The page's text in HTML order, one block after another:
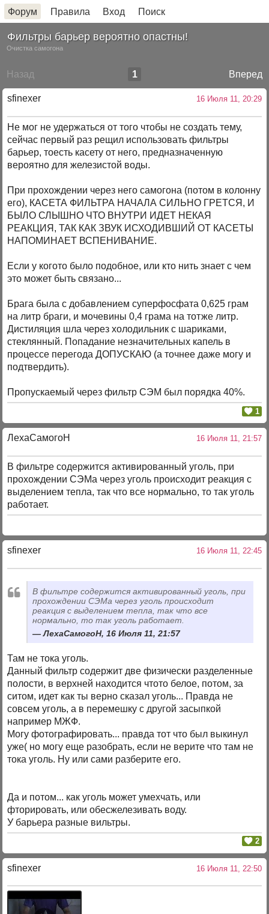
Форум Правила Вход Поиск
Фильтры барьер вероятно опастны!
Очистка самогона
Назад Вперед
1
sfinexer 16 Июля 11, 20:29
Не мог не удержаться от того чтобы не создать тему,
сейчас первый раз рещил использовать фильтры
барьер, тоесть касету от него, предназначенную
вероятно для железистой воды.
При прохождении через него самогона (потом в колонну
его), КАСЕТА ФИЛЬТРА НАЧАЛА СИЛЬНО ГРЕТСЯ, И
БЫЛО СЛЫШНО ЧТО ВНУТРИ ИДЕТ НЕКАЯ
РЕАКЦИЯ, ТАК КАК ЗВУК ИСХОДИВШИЙ ОТ КАСЕТЫ
НАПОМИНАЕТ ВСПЕНИВАНИЕ.
Если у когото было подобное, или кто нить знает с чем
это может быть связано...
Брага была с добавлением суперфосфата 0,625 грам
на литр браги, и мочевины 0,4 грама на тотже литр.
Дистиляция шла через холодильник с шариками,
стеклянный. Попадание незначительных капель в
процессе перегода ДОПУСКАЮ (а точнее даже могу и
подтвердить).
Пропускаемый через фильтр СЭМ был порядка 40%.
1
ЛехаСамогоН 16 Июля 11, 21:57
В фильтре содержится активированный уголь, при
прохождении СЭМа через уголь происходит реакция с
выделением тепла, так что все нормально, то так уголь
работает.
sfinexer 16 Июля 11, 22:45
В фильтре содержится активированный уголь, при
прохождении СЭМа через уголь происходит
реакция с выделением тепла, так что все
нормально, то так уголь работает.
ЛехаСамогоН, 16 Июля 11, 21:57
Там не тока уголь.
Данный фильтр содержит две физически разделенные
полости, в верхней находится чтото белое, потом, за
ситом, идет как ты верно сказал уголь... Правда не
совсем уголь, а в перемешку с другой засыпкой
например МЖФ.
Могу фотографировать... правда тот что был выкинул
уже( но могу еще разобрать, если не верите что там не
тока уголь. Ну или сами разберите его.
Да и потом... как уголь может умехчать, или
фторировать, или обесжелезивать воду.
У барьера разные вильтры.
2
sfinexer 16 Июля 11, 22:50